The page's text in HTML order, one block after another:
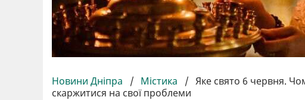
Новини Дніпра / Містика / Яке свято 6 червня.
скаржитися на свої проблеми